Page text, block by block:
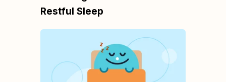
Restful Sleep